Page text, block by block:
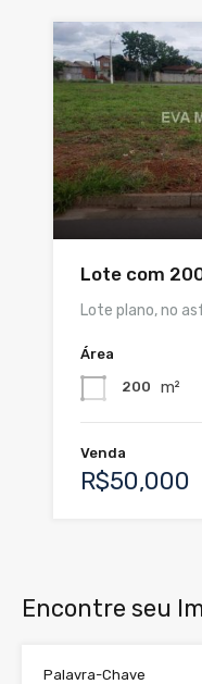
Lote com
Lote plano, no
Área
200 m²
Venda
R$50,000
Encontre seu
Palavra-Chave